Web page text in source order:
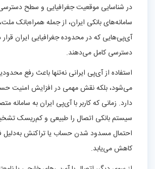
در شناسایی موقعیت جغرافیایی و سطح دسترسی او
سامانه‌های بانکی ایران، از جمله همراه‌بانک ملت،
آی‌پی‌هایی که در محدوده جغرافیایی ایران قرار
دسترسی کامل می‌دهند.
استفاده از آی‌پی ایرانی نه‌تنها باعث رفع
می‌شود، بلکه نقش مهمی در افزایش امنیت حساب
دارد. زمانی که کاربر با آی‌پی ایران به سامانه متصل
سیستم بانکی اتصال را طبیعی و کم‌ریسک
احتمال مسدود شدن حساب یا تراکنش به‌دلیل
کاهش می‌یابد.